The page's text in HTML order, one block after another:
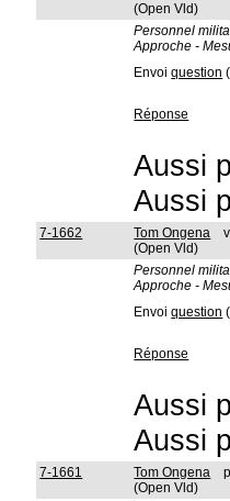
(Open Vld)
Personnel
Approche -
Envoiquestion
Réponse
Aussi
Aussi
7-1662
Tom Ongena
(Open Vld)
Personnel
Approche -
Envoiquestion
Réponse
Aussi
Aussi
7-1661
Tom Ongena
(Open Vld)